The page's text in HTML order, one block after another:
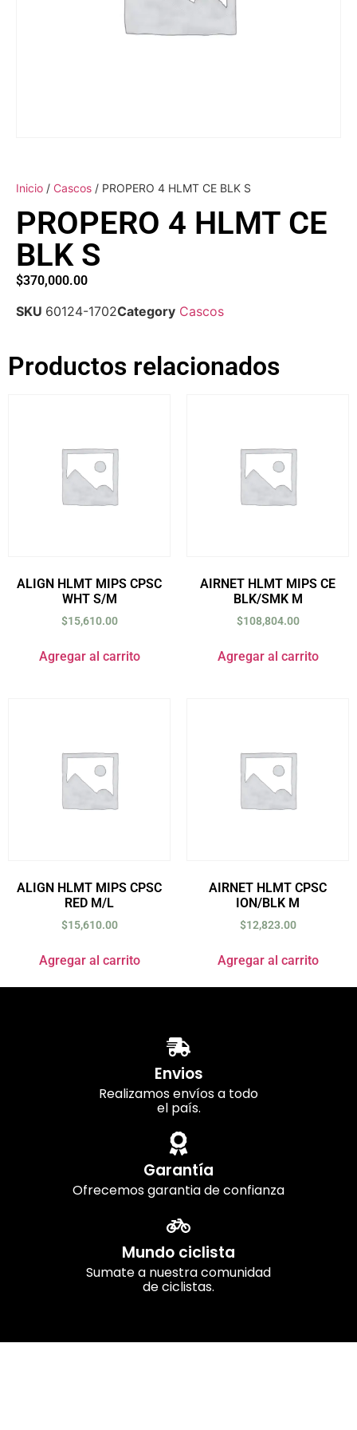
Inicio / Cascos / PROPERO 4 HLMT CE BLK S
PROPERO 4 HLMT CE
BLK S
$370,000.00
SKU 60124-1702Category Cascos
Productos relacionados
ALIGN HLMT MIPS CPSC
WHT S/M
$15,610.00
Agregar al carrito
AIRNET HLMT MIPS CE
BLK/SMK M
$108,804.00
Agregar al carrito
ALIGN HLMT MIPS CPSC
RED M/L
$15,610.00
Agregar al carrito
AIRNET HLMT CPSC
ION/BLK M
$12,823.00
Agregar al carrito
Envios
Realizamos envíos a todo
el país.
Garantía
Ofrecemos garantia de confianza
Mundo ciclista
Sumate a nuestra comunidad
de ciclistas.